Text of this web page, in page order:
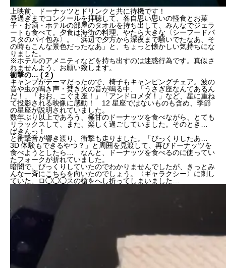
上映前、ドーナッツとドリンクと共に待機です！
昼過ぎまでコンクールを拝聴して、各自思い思いの軽食とお菓
子・お酒・ホテルの部屋のタオルを持ち出して、みんなでジェラ
ートも食べて。夕食は海街の料理、やたら大きな〈シーフードパ
スタのパイ包み〉。「浜辺で夕方から深夜まで騒いでたなあ、そ
の時もこんな景色だったなあ」と、ちょっと懐かしい気持ちにな
りました。
※ホテルのアメニティなどを持ち出すのは迷惑行為です。真似さ
れませんよう、お願い致します。
衝撃の… ( 2 )
キャンプがテーマだったので、椅子もキャンピングチェア。波の
音や虫の鳴き声・焚き火の音が鳴る中、「うさぎ座なんてあるん
だ！」「おお、こぐま座！」「アンドロメダ！」など、星に重ね
て投影される映像に感動！ 12 星座ではないものも含め、季節
の星座が説明されていました。
数年ぶり以上であろう、極甘のドーナッツを食べながら、とても
リラックスして、また、楽しく過ごしていました。そのとき…
ばきんっ！
と衝撃音が響き渡り、衝撃も走りました。「びっくりしたあ…
3D 体験もできるやつ？」と周囲を見渡して、再びドーナッツを
食べようとしたら… なんと、ドーナッツを食べるのに使ってい
たフォークが折れていました。
暗闇で、びっくりしていたのでわかりませんでしたが、きっとみ
んな一斉にこちらを向いたのでしょう。〈ギャラクシー〉に刺し
ていた、ロ◯◯◯スの槍をへし折ってしまいました…